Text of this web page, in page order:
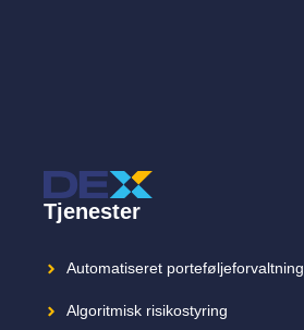
Tjenester
Automatiseret porteføljeforvaltning
Algoritmisk risikostyring